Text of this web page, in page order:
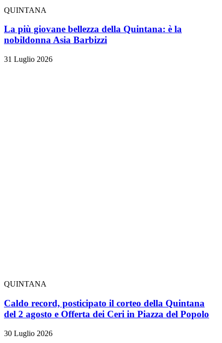
QUINTANA
La più giovane bellezza della Quintana: è la
nobildonna Asia Barbizzi
31 Luglio 2026
QUINTANA
Caldo record, posticipato il corteo della Quintana
del 2 agosto e Offerta dei Ceri in Piazza del Popolo
30 Luglio 2026